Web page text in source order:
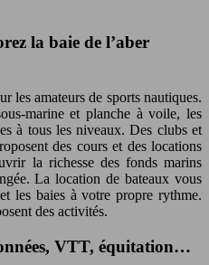
la baie de l’aber
les amateurs de sports nautiques.
marine et planche à voile, les
à tous les niveaux. Des clubs et
des cours et des locations
la richesse des fonds marins
La location de bateaux vous
les baies à votre propre rythme.
des activités.
VTT, équitation…